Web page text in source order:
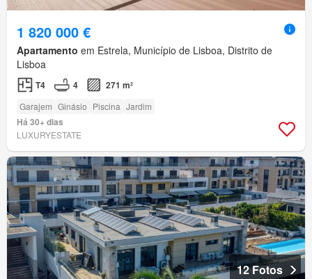
1 820 000 €
Apartamento em Estrela, Município de Lisboa, Distrito de
Lisboa
T4 4 271 m²
Garajem Ginásio Piscina Jardim
Há 30+ dias
LUXURYESTATE
12 Fotos